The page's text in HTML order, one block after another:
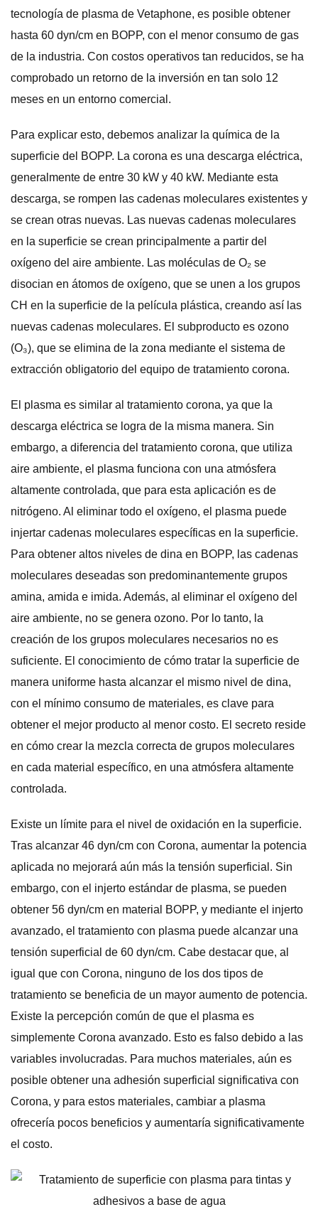
tecnología de plasma de Vetaphone, es posible obtener
hasta 60 dyn/cm en BOPP, con el menor consumo de gas
de la industria. Con costos operativos tan reducidos, se ha
comprobado un retorno de la inversión en tan solo 12
meses en un entorno comercial.
Para explicar esto, debemos analizar la química de la
superficie del BOPP. La corona es una descarga eléctrica,
generalmente de entre 30 kW y 40 kW. Mediante esta
descarga, se rompen las cadenas moleculares existentes y
se crean otras nuevas. Las nuevas cadenas moleculares
en la superficie se crean principalmente a partir del
oxígeno del aire ambiente. Las moléculas de O₂ se
disocian en átomos de oxígeno, que se unen a los grupos
CH en la superficie de la película plástica, creando así las
nuevas cadenas moleculares. El subproducto es ozono
(O₃), que se elimina de la zona mediante el sistema de
extracción obligatorio del equipo de tratamiento corona.
El plasma es similar al tratamiento corona, ya que la
descarga eléctrica se logra de la misma manera. Sin
embargo, a diferencia del tratamiento corona, que utiliza
aire ambiente, el plasma funciona con una atmósfera
altamente controlada, que para esta aplicación es de
nitrógeno. Al eliminar todo el oxígeno, el plasma puede
injertar cadenas moleculares específicas en la superficie.
Para obtener altos niveles de dina en BOPP, las cadenas
moleculares deseadas son predominantemente grupos
amina, amida e imida. Además, al eliminar el oxígeno del
aire ambiente, no se genera ozono. Por lo tanto, la
creación de los grupos moleculares necesarios no es
suficiente. El conocimiento de cómo tratar la superficie de
manera uniforme hasta alcanzar el mismo nivel de dina,
con el mínimo consumo de materiales, es clave para
obtener el mejor producto al menor costo. El secreto reside
en cómo crear la mezcla correcta de grupos moleculares
en cada material específico, en una atmósfera altamente
controlada.
Existe un límite para el nivel de oxidación en la superficie.
Tras alcanzar 46 dyn/cm con Corona, aumentar la potencia
aplicada no mejorará aún más la tensión superficial. Sin
embargo, con el injerto estándar de plasma, se pueden
obtener 56 dyn/cm en material BOPP, y mediante el injerto
avanzado, el tratamiento con plasma puede alcanzar una
tensión superficial de 60 dyn/cm. Cabe destacar que, al
igual que con Corona, ninguno de los dos tipos de
tratamiento se beneficia de un mayor aumento de potencia.
Existe la percepción común de que el plasma es
simplemente Corona avanzado. Esto es falso debido a las
variables involucradas. Para muchos materiales, aún es
posible obtener una adhesión superficial significativa con
Corona, y para estos materiales, cambiar a plasma
ofrecería pocos beneficios y aumentaría significativamente
el costo.